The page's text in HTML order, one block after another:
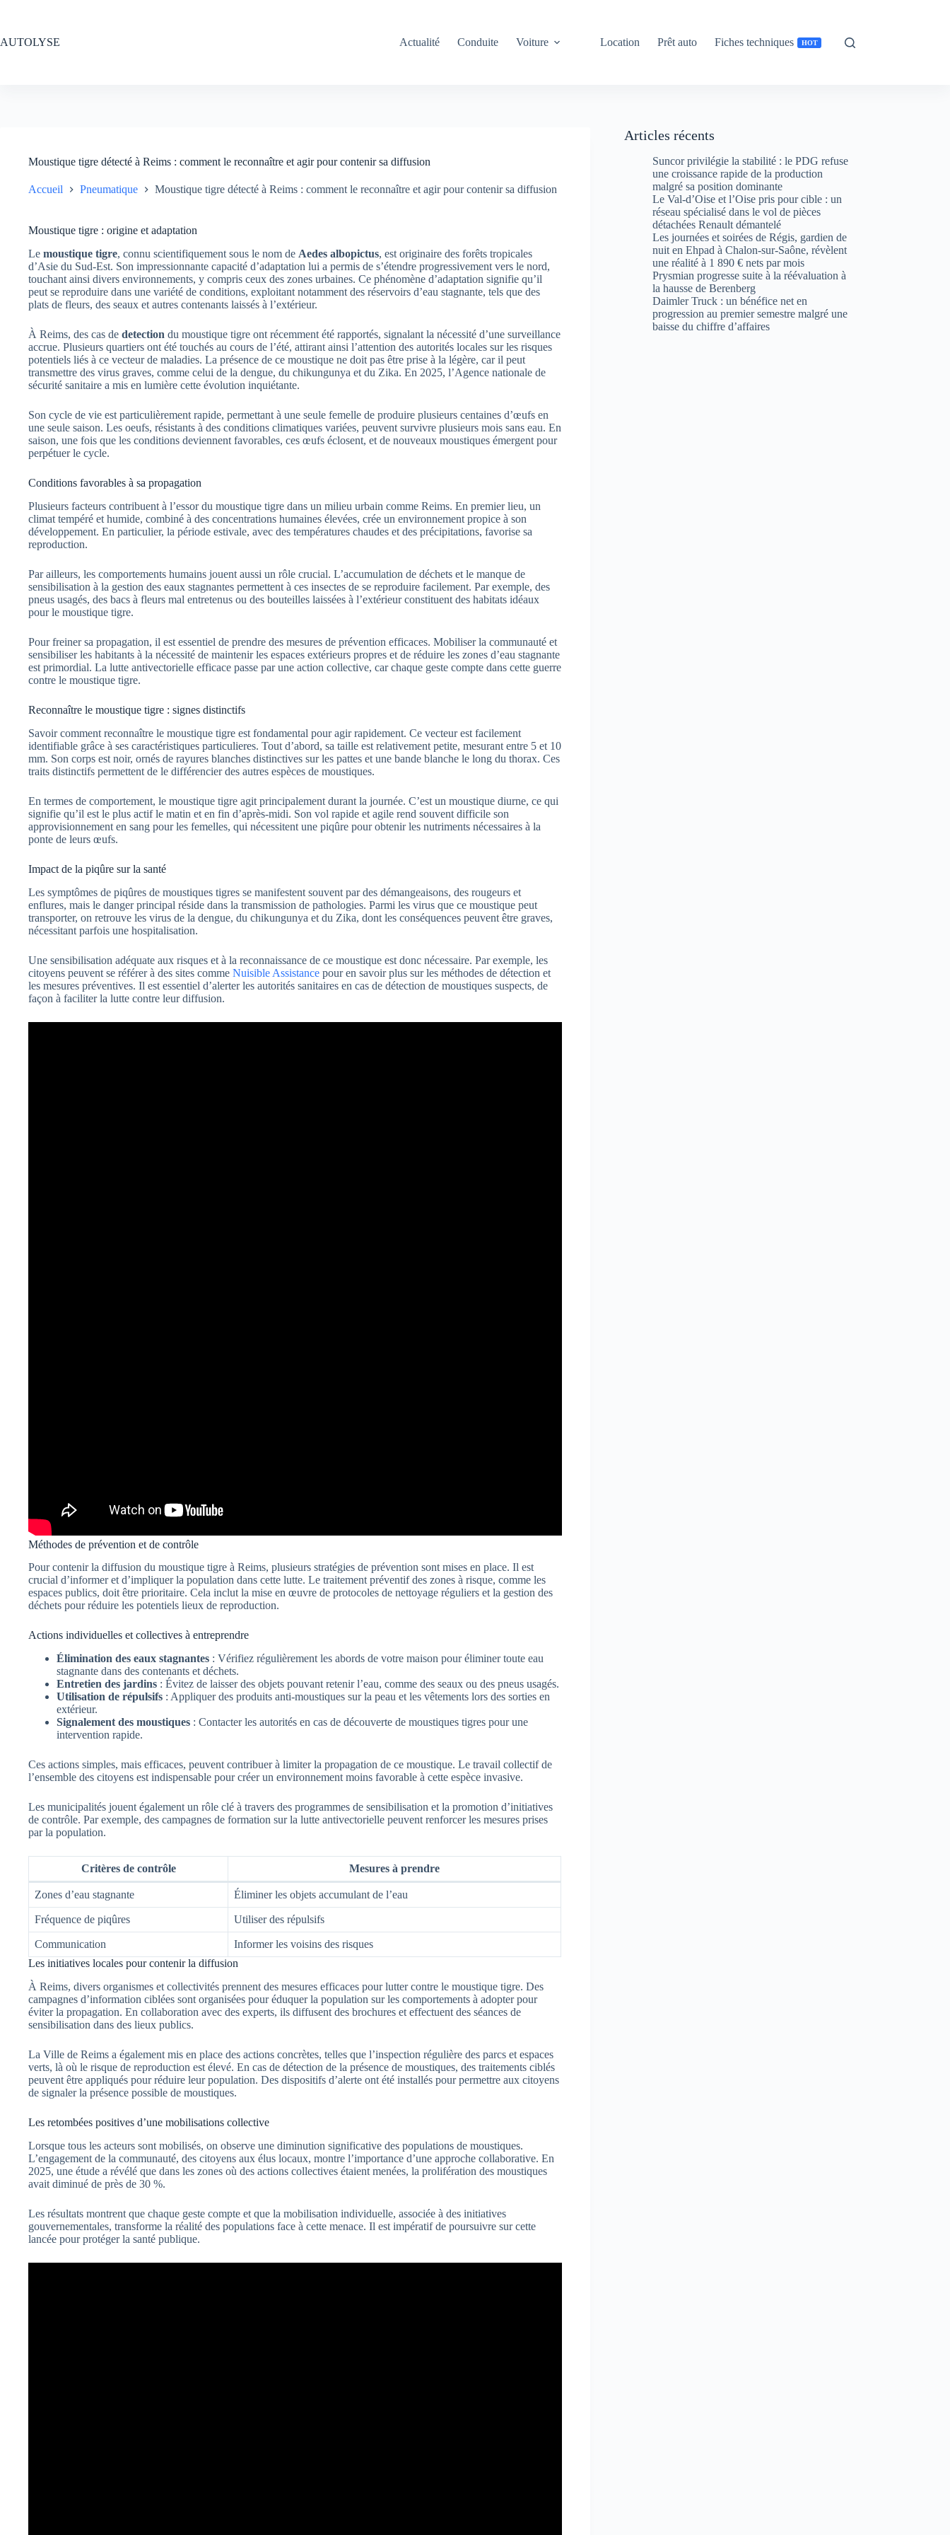
AUTOLYSE
Actualité Conduite Voiture Location Prêt auto Fiches techniques HOT
Moustique tigre détecté à Reims : comment le reconnaître et agir pour contenir sa diffusion
Accueil Pneumatique Moustique tigre détecté à Reims : comment le reconnaître et agir pour contenir sa diffusion
Moustique tigre : origine et adaptation
Le moustique tigre, connu scientifiquement sous le nom de Aedes albopictus, est originaire des forêts tropicales
d’Asie du Sud-Est. Son impressionnante capacité d’adaptation lui a permis de s’étendre progressivement vers le nord,
touchant ainsi divers environnements, y compris ceux des zones urbaines. Ce phénomène d’adaptation signifie qu’il
peut se reproduire dans une variété de conditions, exploitant notamment des réservoirs d’eau stagnante, tels que des
plats de fleurs, des seaux et autres contenants laissés à l’extérieur.
À Reims, des cas de detection du moustique tigre ont récemment été rapportés, signalant la nécessité d’une surveillance
accrue. Plusieurs quartiers ont été touchés au cours de l’été, attirant ainsi l’attention des autorités locales sur les risques
potentiels liés à ce vecteur de maladies. La présence de ce moustique ne doit pas être prise à la légère, car il peut
transmettre des virus graves, comme celui de la dengue, du chikungunya et du Zika. En 2025, l’Agence nationale de
sécurité sanitaire a mis en lumière cette évolution inquiétante.
Son cycle de vie est particulièrement rapide, permettant à une seule femelle de produire plusieurs centaines d’œufs en
une seule saison. Les oeufs, résistants à des conditions climatiques variées, peuvent survivre plusieurs mois sans eau. En
saison, une fois que les conditions deviennent favorables, ces œufs éclosent, et de nouveaux moustiques émergent pour
perpétuer le cycle.
Conditions favorables à sa propagation
Plusieurs facteurs contribuent à l’essor du moustique tigre dans un milieu urbain comme Reims. En premier lieu, un
climat tempéré et humide, combiné à des concentrations humaines élevées, crée un environnement propice à son
développement. En particulier, la période estivale, avec des températures chaudes et des précipitations, favorise sa
reproduction.
Par ailleurs, les comportements humains jouent aussi un rôle crucial. L’accumulation de déchets et le manque de
sensibilisation à la gestion des eaux stagnantes permettent à ces insectes de se reproduire facilement. Par exemple, des
pneus usagés, des bacs à fleurs mal entretenus ou des bouteilles laissées à l’extérieur constituent des habitats idéaux
pour le moustique tigre.
Pour freiner sa propagation, il est essentiel de prendre des mesures de prévention efficaces. Mobiliser la communauté et
sensibiliser les habitants à la nécessité de maintenir les espaces extérieurs propres et de réduire les zones d’eau stagnante
est primordial. La lutte antivectorielle efficace passe par une action collective, car chaque geste compte dans cette guerre
contre le moustique tigre.
Reconnaître le moustique tigre : signes distinctifs
Savoir comment reconnaître le moustique tigre est fondamental pour agir rapidement. Ce vecteur est facilement
identifiable grâce à ses caractéristiques particulieres. Tout d’abord, sa taille est relativement petite, mesurant entre 5 et 10
mm. Son corps est noir, ornés de rayures blanches distinctives sur les pattes et une bande blanche le long du thorax. Ces
traits distinctifs permettent de le différencier des autres espèces de moustiques.
En termes de comportement, le moustique tigre agit principalement durant la journée. C’est un moustique diurne, ce qui
signifie qu’il est le plus actif le matin et en fin d’après-midi. Son vol rapide et agile rend souvent difficile son
approvisionnement en sang pour les femelles, qui nécessitent une piqûre pour obtenir les nutriments nécessaires à la
ponte de leurs œufs.
Impact de la piqûre sur la santé
Les symptômes de piqûres de moustiques tigres se manifestent souvent par des démangeaisons, des rougeurs et
enflures, mais le danger principal réside dans la transmission de pathologies. Parmi les virus que ce moustique peut
transporter, on retrouve les virus de la dengue, du chikungunya et du Zika, dont les conséquences peuvent être graves,
nécessitant parfois une hospitalisation.
Une sensibilisation adéquate aux risques et à la reconnaissance de ce moustique est donc nécessaire. Par exemple, les
citoyens peuvent se référer à des sites comme Nuisible Assistance pour en savoir plus sur les méthodes de détection et
les mesures préventives. Il est essentiel d’alerter les autorités sanitaires en cas de détection de moustiques suspects, de
façon à faciliter la lutte contre leur diffusion.
Méthodes de prévention et de contrôle
Pour contenir la diffusion du moustique tigre à Reims, plusieurs stratégies de prévention sont mises en place. Il est
crucial d’informer et d’impliquer la population dans cette lutte. Le traitement préventif des zones à risque, comme les
espaces publics, doit être prioritaire. Cela inclut la mise en œuvre de protocoles de nettoyage réguliers et la gestion des
déchets pour réduire les potentiels lieux de reproduction.
Actions individuelles et collectives à entreprendre
Élimination des eaux stagnantes : Vérifiez régulièrement les abords de votre maison pour éliminer toute eau
stagnante dans des contenants et déchets.
Entretien des jardins : Évitez de laisser des objets pouvant retenir l’eau, comme des seaux ou des pneus usagés.
Utilisation de répulsifs : Appliquer des produits anti-moustiques sur la peau et les vêtements lors des sorties en
extérieur.
Signalement des moustiques : Contacter les autorités en cas de découverte de moustiques tigres pour une
intervention rapide.
Ces actions simples, mais efficaces, peuvent contribuer à limiter la propagation de ce moustique. Le travail collectif de
l’ensemble des citoyens est indispensable pour créer un environnement moins favorable à cette espèce invasive.
Les municipalités jouent également un rôle clé à travers des programmes de sensibilisation et la promotion d’initiatives
de contrôle. Par exemple, des campagnes de formation sur la lutte antivectorielle peuvent renforcer les mesures prises
par la population.
Critères de contrôle Mesures à prendre
Zones d’eau stagnante Éliminer les objets accumulant de l’eau
Fréquence de piqûres Utiliser des répulsifs
Communication
Informer les voisins des risques
Les initiatives locales pour contenir la diffusion
À Reims, divers organismes et collectivités prennent des mesures efficaces pour lutter contre le moustique tigre. Des
campagnes d’information ciblées sont organisées pour éduquer la population sur les comportements à adopter pour
éviter la propagation. En collaboration avec des experts, ils diffusent des brochures et effectuent des séances de
sensibilisation dans des lieux publics.
La Ville de Reims a également mis en place des actions concrètes, telles que l’inspection régulière des parcs et espaces
verts, là où le risque de reproduction est élevé. En cas de détection de la présence de moustiques, des traitements ciblés
peuvent être appliqués pour réduire leur population. Des dispositifs d’alerte ont été installés pour permettre aux citoyens
de signaler la présence possible de moustiques.
Les retombées positives d’une mobilisations collective
Lorsque tous les acteurs sont mobilisés, on observe une diminution significative des populations de moustiques.
L’engagement de la communauté, des citoyens aux élus locaux, montre l’importance d’une approche collaborative. En
2025, une étude a révélé que dans les zones où des actions collectives étaient menées, la prolifération des moustiques
avait diminué de près de 30 %.
Les résultats montrent que chaque geste compte et que la mobilisation individuelle, associée à des initiatives
gouvernementales, transforme la réalité des populations face à cette menace. Il est impératif de poursuivre sur cette
lancée pour protéger la santé publique.
Articles récents
Suncor privilégie la stabilité : le PDG refuse
une croissance rapide de la production
malgré sa position dominante
Le Val-d’Oise et l’Oise pris pour cible : un
réseau spécialisé dans le vol de pièces
détachées Renault démantelé
Les journées et soirées de Régis, gardien de
nuit en Ehpad à Chalon-sur-Saône, révèlent
une réalité à 1 890 € nets par mois
Prysmian progresse suite à la réévaluation à
la hausse de Berenberg
Daimler Truck : un bénéfice net en
progression au premier semestre malgré une
baisse du chiffre d’affaires